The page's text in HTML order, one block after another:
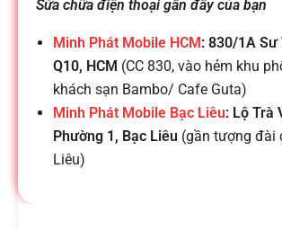
o
ạ
i
d
Sửa chữa điện thoại gần đây của bạn
Minh Phát Mobile HCM: 830/1A Sư
Q10, HCM (CC 830, vào hẻm khu
khách sạn Bambo/ Cafe Guta)
Minh Phát Mobile Bạc Liêu: Lộ Trà
Phường 1, Bạc Liêu (gần tượng đài
Liêu)